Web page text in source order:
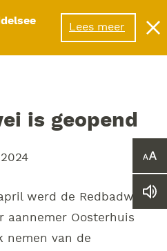
Lees meer
Menu
of
is geopend
werd de Redbadwei
aannemer Oosterhuis
nemen van de